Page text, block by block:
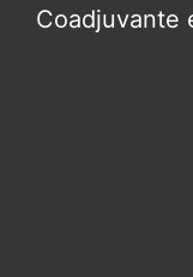
Coadjuvante